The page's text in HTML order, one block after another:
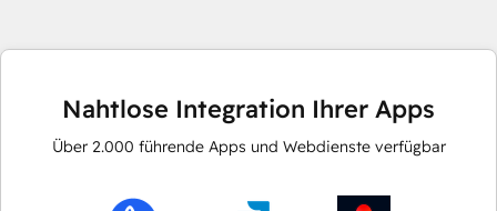
Nahtlose Integration Ihrer Apps
Über 2.000 führende Apps und Webdienste verfügbar